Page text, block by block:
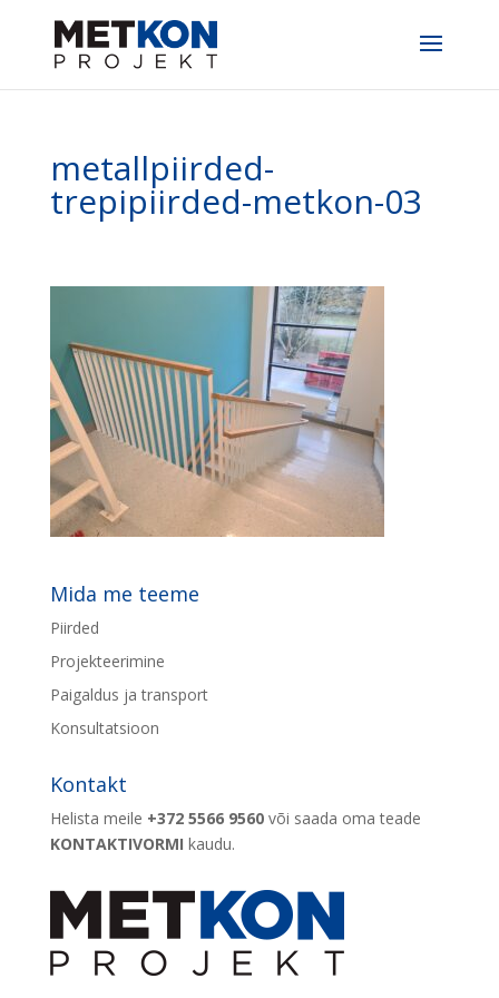
metallpiirded-
trepipiirded-metkon-03
Mida me teeme
Piirded
Projekteerimine
Paigaldus ja transport
Konsultatsioon
Kontakt
Helista meile +372 5566 9560või saada oma teade
KONTAKTIVORMI kaudu.